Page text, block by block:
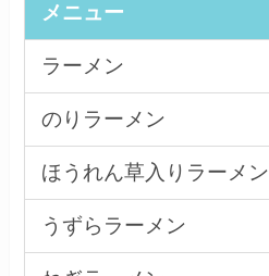
メニュー
ラーメン
のりラーメン
ほうれん草入りラーメン
うずらラーメン